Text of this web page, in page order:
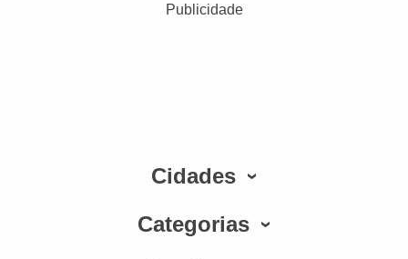
Publicidade
Cidades
Categorias